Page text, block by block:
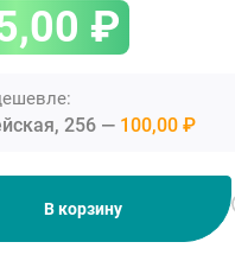
₽
256 100,00 ₽
В корзину